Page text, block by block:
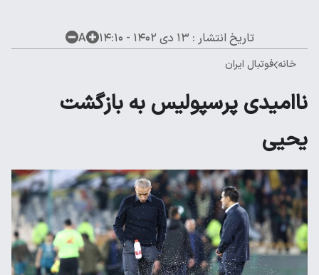
تاریخ انتشار : ۱۳ دی ۱۴۰۲ - ۱۴:۱۰ A
خانه فوتبال ایران
ناامیدی پرسپولیس به بازگشت
یحیی